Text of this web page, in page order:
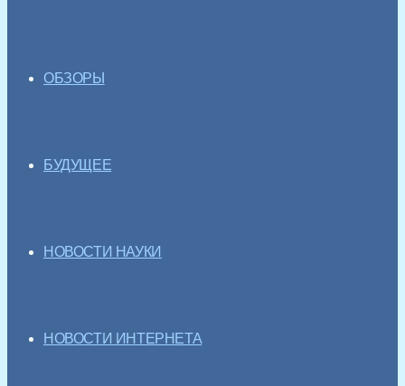
ОБЗОРЫ
БУДУЩЕЕ
НОВОСТИ НАУКИ
НОВОСТИ ИНТЕРНЕТА